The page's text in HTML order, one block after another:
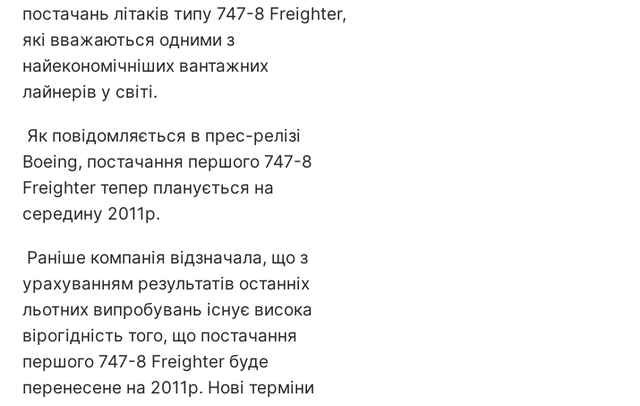
постачань літаків типу 747-8 Freighter,
які вважаються одними з
найекономічніших вантажних
лайнерів у світі.
Як повідомляється в прес-релізі
Boeing, постачання першого 747-8
Freighter тепер планується на
середину 2011р.
Раніше компанія відзначала, що з
урахуванням результатів останніх
льотних випробувань існує висока
вірогідність того, що постачання
першого 747-8 Freighter буде
перенесене на 2011р. Нові терміни